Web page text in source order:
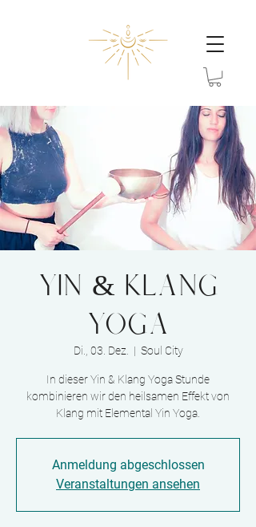
YIN & KLANG
YOGA
Di., 03. Dez.
  |
Soul City
In dieser Yin & Klang Yoga Stunde
kombinieren wir den heilsamen Effekt von
Klang mit Elemental Yin Yoga.
Anmeldung abgeschlossen
Veranstaltungen ansehen